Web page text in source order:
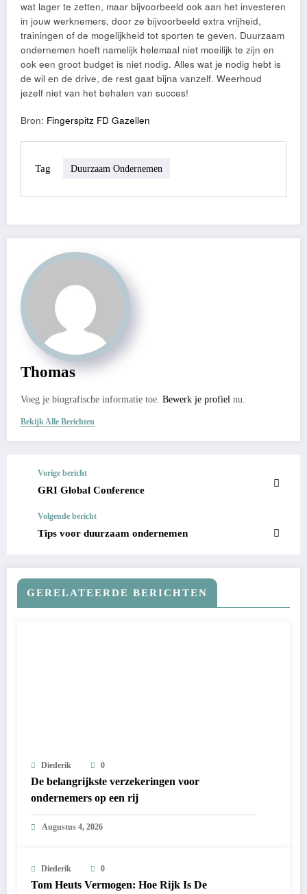
wat lager te zetten, maar bijvoorbeeld ook aan het investeren
in jouw werknemers, door ze bijvoorbeeld extra vrijheid,
trainingen of de mogelijkheid tot sporten te geven. Duurzaam
ondernemen hoeft namelijk helemaal niet moeilijk te zijn en
ook een groot budget is niet nodig. Alles wat je nodig hebt is
de wil en de drive, de rest gaat bijna vanzelf. Weerhoud
jezelf niet van het behalen van succes!
Bron: Fingerspitz FD Gazellen
Tag Duurzaam Ondernemen
Thomas
Voeg je biografische informatie toe. Bewerk je profiel nu.
Bekijk Alle Berichten
Vorige bericht
GRI Global Conference
Volgende bericht
Tips voor duurzaam ondernemen
GERELATEERDE BERICHTEN
Diederik 0
De belangrijkste verzekeringen voor
ondernemers op een rij
Augustus 4, 2026
Diederik 0
Tom Heuts Vermogen: Hoe Rijk Is De